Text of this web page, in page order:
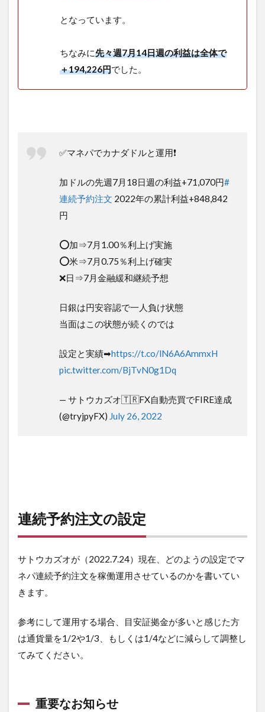
となっています。
ちなみに先々週7月14日週の利益は全体で
＋194,226円でした。
✅マネパでカナダドルと運用❗️
加ドルの先週7月18日週の利益+71,070円#
連続予約注文 2022年の累計利益+848,842
円
⭕️加⇒7月1.00％利上げ実施
⭕️米⇒7月0.75％利上げ確実
❌日⇒7月金融緩和継続予想
日銀は円安容認で一人負け状態
当面はこの状態が続くのでは
設定と実績➡https://t.co/lN6A6AmmxH
pic.twitter.com/BjTvN0g1Dq
— サトウカズオ🇹🇷FX自動売買でFIRE達成
(@tryjpyFX) July 26, 2022
連続予約注文の設定
サトウカズオが（2022.7.24）現在、どのようの設定でマ
ネパ連続予約注文を稼働運用させているのかを書いてい
きます。
参考にして運用する場合、目安証拠金が多いと感じた方
は通貨量を1/2や1/3、もしくは1/4などに減らして調整し
てみてください。
重要なお知らせ